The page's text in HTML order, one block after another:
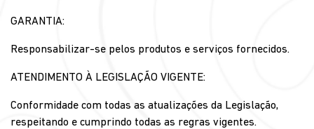
GARANTIA:
Responsabilizar-se pelos produtos e serviços fornecidos.
ATENDIMENTO À LEGISLAÇÃO VIGENTE:
Conformidade com todas as atualizações da Legislação,
respeitando e cumprindo todas as regras vigentes.